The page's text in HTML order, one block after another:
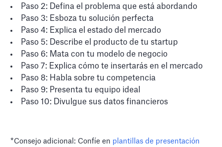
Paso 2: Defina el problema que está abordando
Paso 3: Esboza tu solución perfecta
Paso 4: Explica el estado del mercado
Paso 5: Describe el producto de tu startup
Paso 6: Mata con tu modelo de negocio
Paso 7: Explica cómo te insertarás en el mercado
Paso 8: Habla sobre tu competencia
Paso 9: Presenta tu equipo ideal
Paso 10: Divulgue sus datos financieros
*Consejo adicional: Confíe en plantillas de presentación